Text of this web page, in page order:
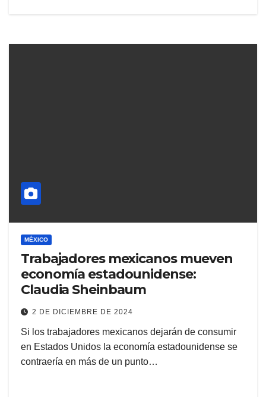
MÉXICO
Trabajadores mexicanos mueven
economía estadounidense:
Claudia Sheinbaum
2 DE DICIEMBRE DE 2024
Si los trabajadores mexicanos dejarán de consumir
en Estados Unidos la economía estadounidense se
contraería en más de un punto…